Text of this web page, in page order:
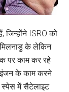
जिन्होंने ISRO को
के लेकिन
पर काम कर रहे
के काम करने
में सैटेलाइट